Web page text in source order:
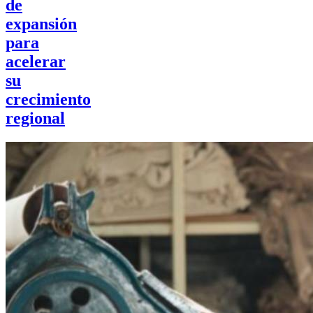
de
expansión
para
acelerar
su
crecimiento
regional